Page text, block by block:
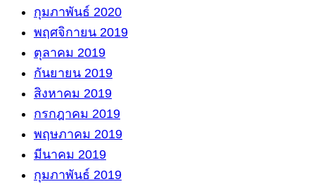
กุมภาพันธ์ 2020
พฤศจิกายน 2019
ตุลาคม 2019
กันยายน 2019
สิงหาคม 2019
กรกฎาคม 2019
พฤษภาคม 2019
มีนาคม 2019
กุมภาพันธ์ 2019